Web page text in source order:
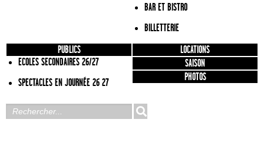
BAR ET BISTRO
BILLETTERIE
PUBLICS
ECOLES SECONDAIRES 26/27
SPECTACLES EN JOURNÉE 26 27
LOCATIONS
SAISON
PHOTOS